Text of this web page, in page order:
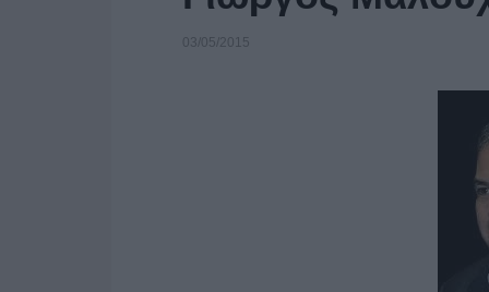
03/05/2015